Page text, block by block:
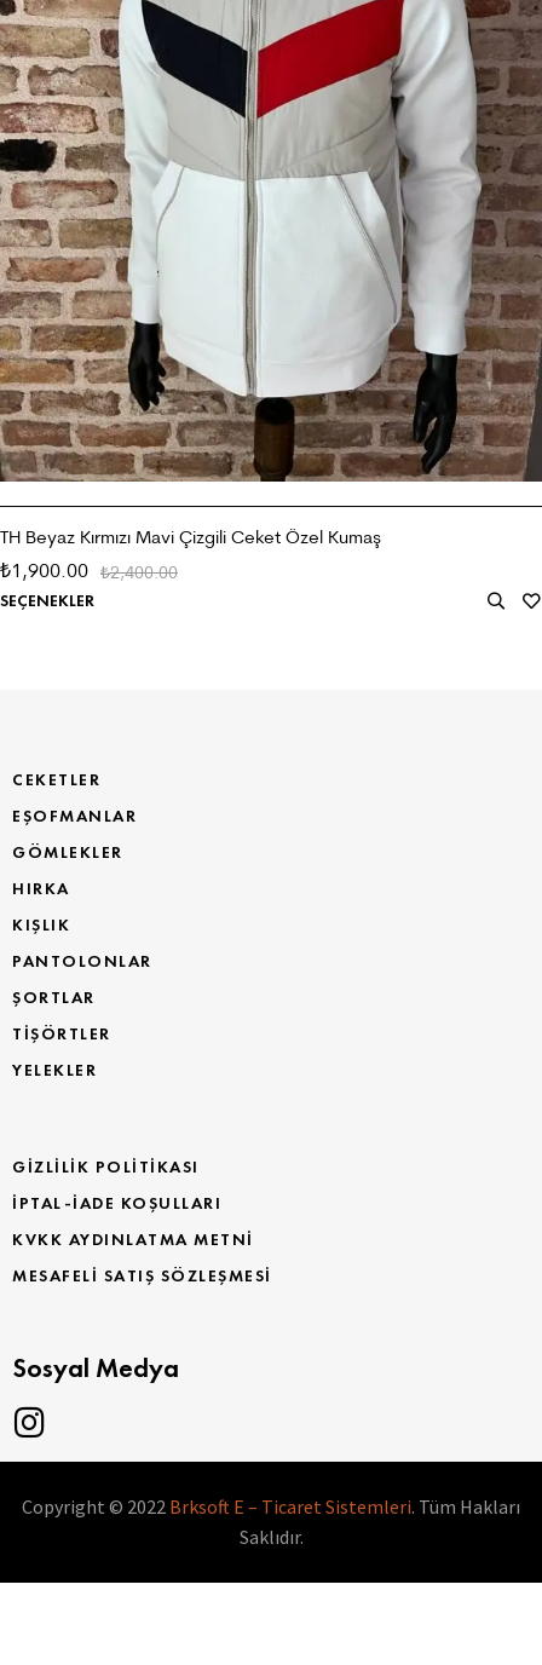
TH Beyaz Kırmızı Mavi Çizgili Ceket Özel Kumaş
₺2,400.00
₺1,900.00
SEÇENEKLER
CEKETLER
EŞOFMANLAR
GÖMLEKLER
HIRKA
KIŞLIK
PANTOLONLAR
ŞORTLAR
TİŞÖRTLER
YELEKLER
GIZLILIK POLITIKASI
İPTAL-İADE KOŞULLARI
KVKK AYDINLATMA METNI
MESAFELI SATIŞ SÖZLEŞMESI
Sosyal Medya
Copyright © 2022 Brksoft E – Ticaret Sistemleri. Tüm Hakları
Saklıdır.